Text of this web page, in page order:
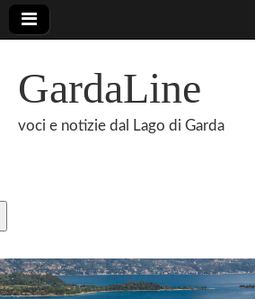
GardaLine
voci e notizie dal Lago di Garda